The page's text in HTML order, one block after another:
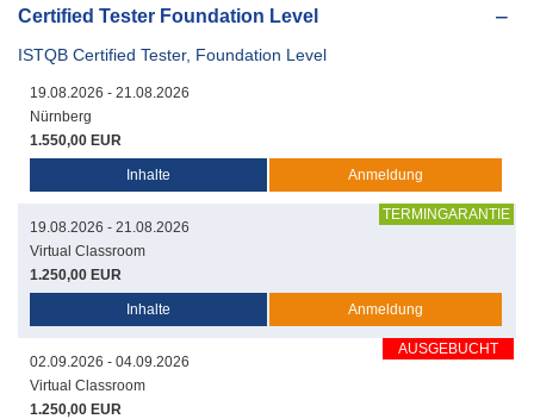
Certified Tester Foundation Level
ISTQB Certified Tester, Foundation Level
19.08.2026 - 21.08.2026
Nürnberg
1.550,00 EUR
Inhalte Anmeldung
19.08.2026 - 21.08.2026
Virtual Classroom
1.250,00 EUR
Inhalte Anmeldung
TERMINGARANTIE
02.09.2026 - 04.09.2026
Virtual Classroom
1.250,00 EUR
AUSGEBUCHT